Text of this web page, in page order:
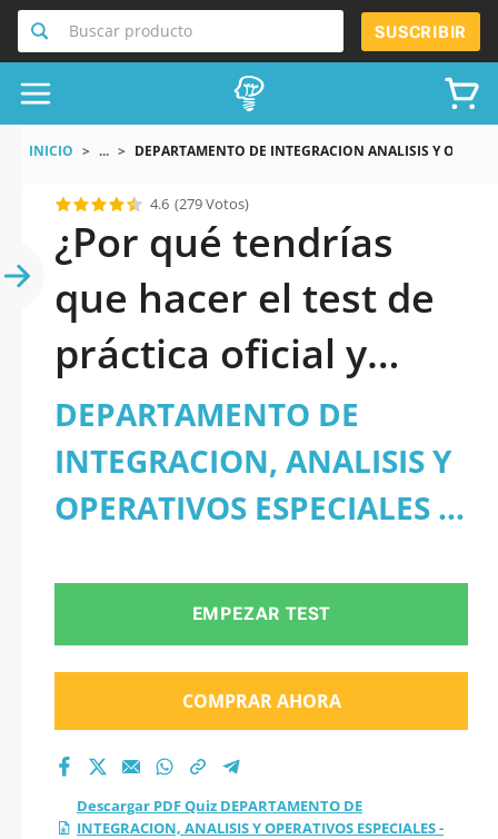
Buscar producto SUSCRIBIR
INICIO ... DEPARTAMENTO DE INTEGRACION ANALISIS Y
4.6 (279 Votos)
¿Por qué tendrías
que hacer el test de
práctica oficial y
actualizado de
DEPARTAMENTO DE
INTEGRACION,
ANALISIS Y
OPERATIVOS
ESPECIALES - 126001
- TUXTLA GUTIÉRREZ,
CHIAPAS 2026?
DEPARTAMENTO DE
INTEGRACION, ANALISIS Y
OPERATIVOS ESPECIALES -
GUTIÉRREZ, CHIAPAS
EMPEZAR TEST
COMPRAR AHORA
Descargar PDF Quiz DEPARTAMENTO DE
INTEGRACION, ANALISIS Y OPERATIVOS ESPECIALES -